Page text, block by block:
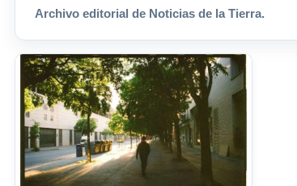
Archivo editorial de Noticias de la Tierra.